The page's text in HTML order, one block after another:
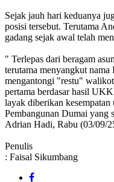
Sejak jauh hari keduanya
posisi tersebut. Terutama
gadang sejak awal telah
" Terlepas dari beragam
terutama menyangkut
mengantongi "restu"
pertama berdasar hasil
layak diberikan
Pembangunan Dumai yang
Adrian Hadi, Rabu (03/09/
Penulis
: Faisal Sikumbang